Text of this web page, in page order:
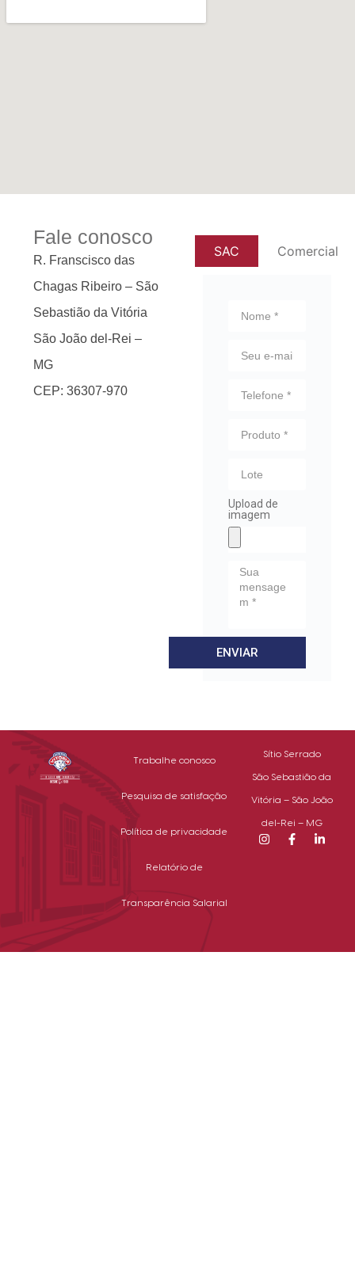
Fale conosco
R. Franscisco das
Chagas Ribeiro – São
Sebastião da Vitória
São João del-Rei –
MG
CEP: 36307-970
SAC Comercial
Upload de
imagem
ENVIAR
Trabalhe conosco
Pesquisa de satisfação
Política de privacidade
Relatório de
Transparência Salarial
Sítio Serrado
São Sebastião da
Vitória – São João
del-Rei – MG